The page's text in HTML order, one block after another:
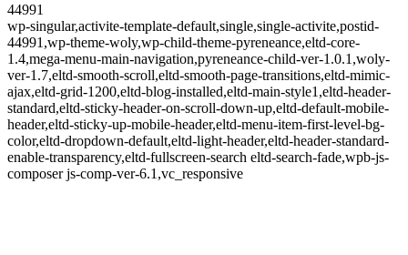
44991
wp-singular,activite-template-default,single,single-activite,postid-
44991,wp-theme-woly,wp-child-theme-pyreneance,eltd-core-
1.4,mega-menu-main-navigation,pyreneance-child-ver-1.0.1,woly-
ver-1.7,eltd-smooth-scroll,eltd-smooth-page-transitions,eltd-mimic-
ajax,eltd-grid-1200,eltd-blog-installed,eltd-main-style1,eltd-header-
standard,eltd-sticky-header-on-scroll-down-up,eltd-default-mobile-
header,eltd-sticky-up-mobile-header,eltd-menu-item-first-level-bg-
color,eltd-dropdown-default,eltd-light-header,eltd-header-standard-
enable-transparency,eltd-fullscreen-search eltd-search-fade,wpb-js-
composer js-comp-ver-6.1,vc_responsive